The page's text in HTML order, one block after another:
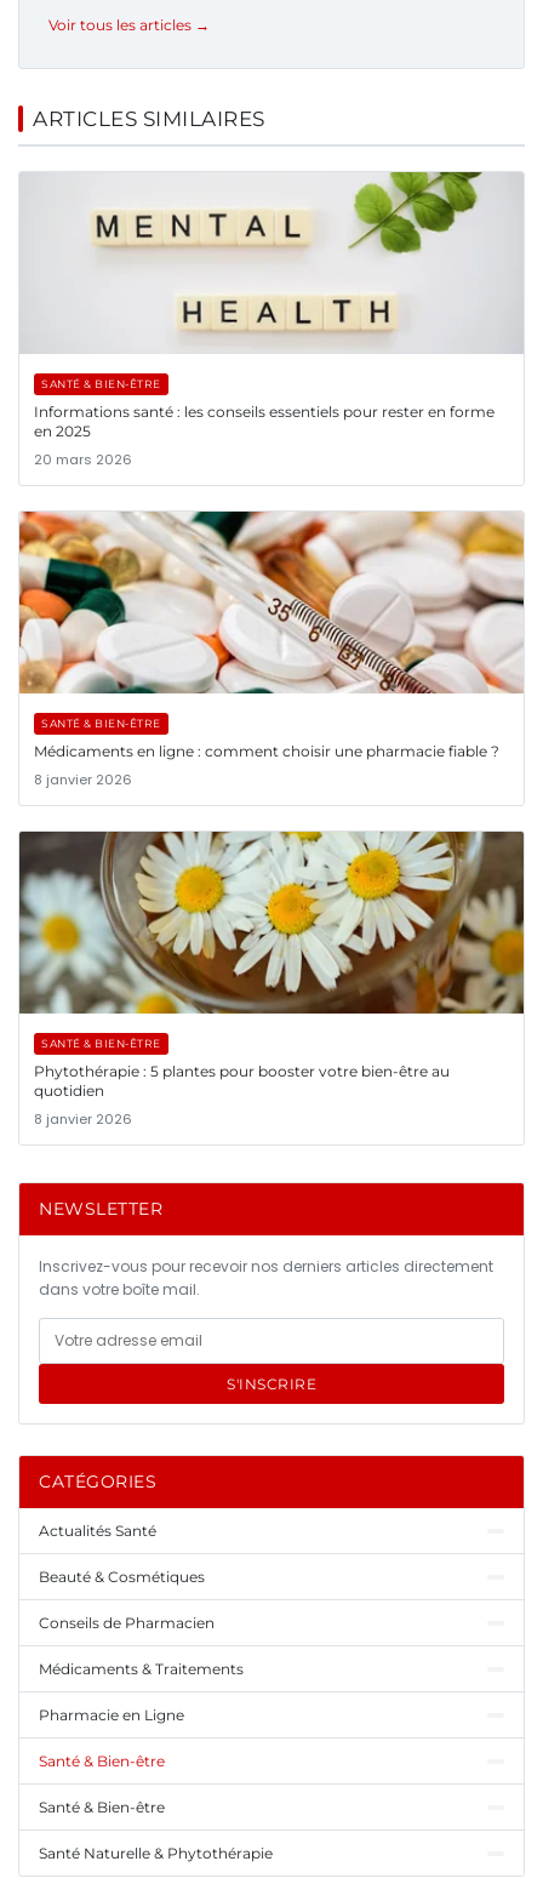
Voir tous les articles →
ARTICLES SIMILAIRES
SANTÉ & BIEN-ÊTRE
Informations santé : les conseils essentiels pour rester en forme
en 2025
20 mars 2026
SANTÉ & BIEN-ÊTRE
Médicaments en ligne : comment choisir une pharmacie fiable ?
8 janvier 2026
SANTÉ & BIEN-ÊTRE
Phytothérapie : 5 plantes pour booster votre bien-être au
quotidien
8 janvier 2026
NEWSLETTER
Inscrivez-vous pour recevoir nos derniers articles directement
dans votre boîte mail.
S'INSCRIRE
CATÉGORIES
Actualités Santé
Beauté & Cosmétiques
Conseils de Pharmacien
Médicaments & Traitements
Pharmacie en Ligne
Santé & Bien-être
Santé & Bien-être
Santé Naturelle & Phytothérapie